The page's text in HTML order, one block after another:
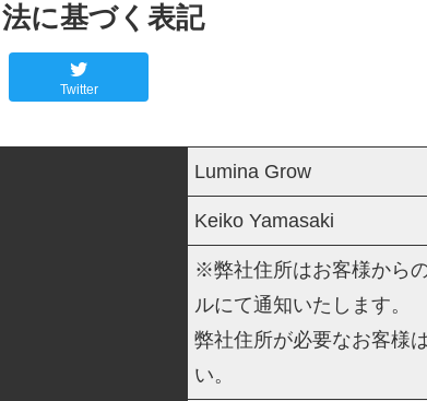
に基づく表記
Twitter
Lumina Grow
Keiko Yamasaki
※弊社住所はお客様から
ルにて通知いたします。
弊社住所が必要なお客様
い。